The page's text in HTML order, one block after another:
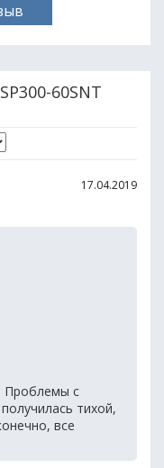
60SNT
17.04.2019
Проблемы с
тихой,
все